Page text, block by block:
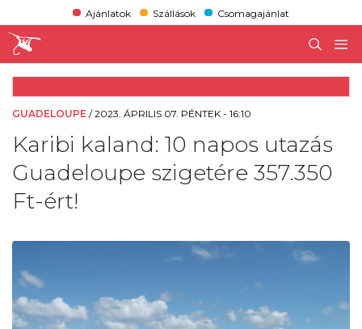
Ajánlatok Szállások Csomagajánlat
GUADELOUPE /2023. ÁPRILIS 07. PÉNTEK - 16:10
Karibi kaland: 10 napos utazás
Guadeloupe szigetére 357.350
Ft-ért!